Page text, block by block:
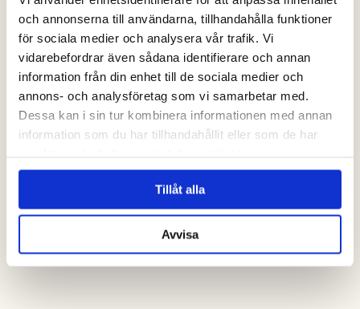
och annonserna till användarna, tillhandahålla funktioner
för sociala medier och analysera vår trafik. Vi
vidarebefordrar även sådana identifierare och annan
information från din enhet till de sociala medier och
annons- och analysföretag som vi samarbetar med.
Dessa kan i sin tur kombinera informationen med annan
information som du har tillhandahållit eller som de har
Tillåt alla
Avvisa
kontakta oss